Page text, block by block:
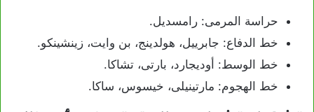
حراسة المرمى: رامسديل.
خط الدفاع: جابرييل، هولدينج، بن وايت، زينشينكو.
خط الوسط: أوديجارد، بارتى، تشاكا.
خط الهجوم: مارتينيلى، خيسوس، ساكا.